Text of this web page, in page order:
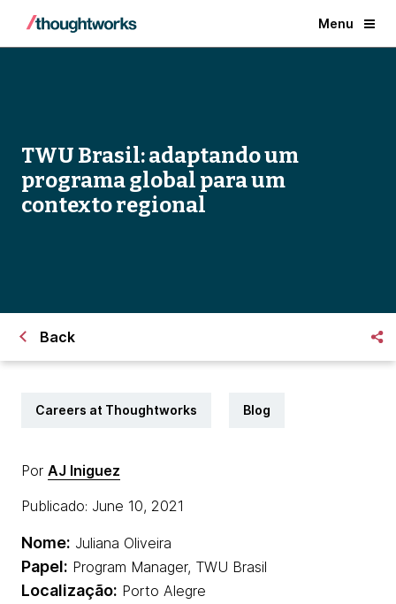
Menu
TWU Brasil: adaptando um
programa global para um
contexto regional
Back
Careers at Thoughtworks Blog
Por AJ Iniguez
Publicado: June 10, 2021
Nome: Juliana Oliveira
Papel: Program Manager, TWU Brasil
Localização: Porto Alegre